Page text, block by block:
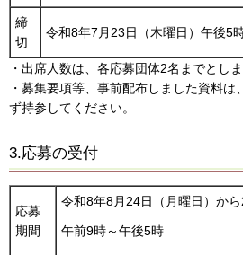
締
切
令和8年7月23日（木曜日）午後5
・出席人数は、各応募団体2名までとしま
・募集要項等、事前配布しました資料
ず持参してください。
3.応募の受付
応募
期間
令和8年8月24日（月曜日）か
午前9時～午後5時